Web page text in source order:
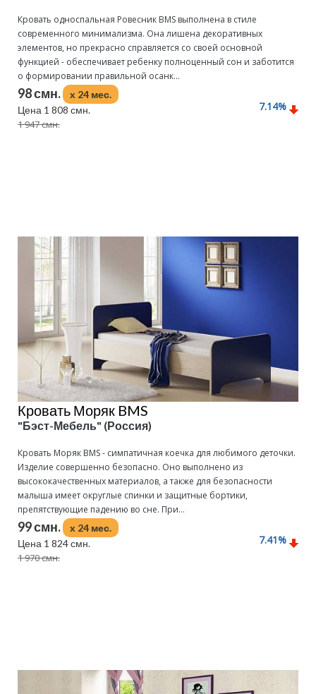
Кровать односпальная Ровесник BMS выполнена в стиле
современного минимализма. Она лишена декоративных
элементов, но прекрасно справляется со своей основной
функцией - обеспечивает ребенку полноценный сон и заботится
о формировании правильной осанк...
98 смн.
x 24 мес.
Цена 1 808 смн.
1 947 смн.
7.14%
Кровать Моряк BMS
"Бэст-Мебель" (Россия)
Кровать Моряк ВMS - симпатичная коечка для любимого деточки.
Изделие совершенно безопасно. Оно выполнено из
высококачественных материалов, а также для безопасности
малыша имеет округлые спинки и защитные бортики,
препятствующие падению во сне. При...
99 смн.
x 24 мес.
Цена 1 824 смн.
1 970 смн.
7.41%